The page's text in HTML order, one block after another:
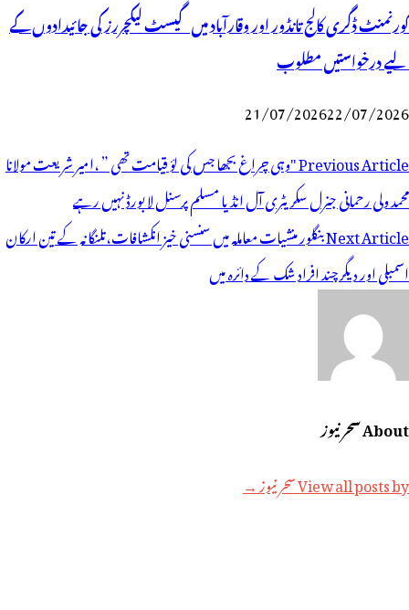
گورنمنٹ ڈگری کالج تانڈور اور وقارآباد میں گیسٹ لیکچررز کی جائیدادوں کے
لیے درخواستیں مطلوب
21/07/202622/07/2026
پوسٹوں
کی
نیویگیشن
Previous Article"وہی چراغ بجھا جس کی لؤ قیامت تھی ” ،امیر شریعت مولانا
محمد ولی رحمانی جنرل سکریٹری آل انڈیا مسلم پرسنل لا بورڈ نہیں رہے
Next Articleبنگلور منشیات معاملہ میں سنسنی خیز انکشافات،تلنگانہ کے تین ارکان
اسمبلی اور دیگر چند افراد شک کے دائرہ میں
About سحر نیوز
View all posts by سحر نیوز →